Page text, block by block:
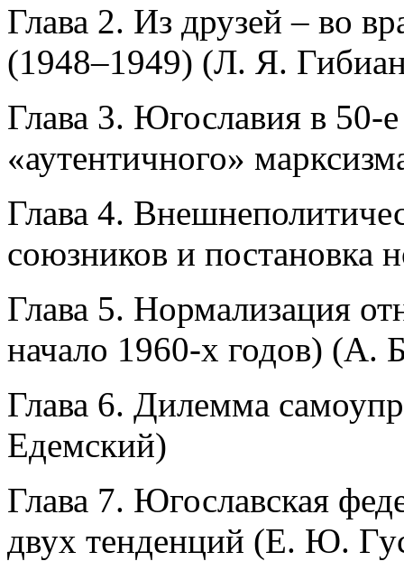
Глава 2. Из друзей – во
(1948–1949) (Л. Я.
Глава 3. Югославия в 50-
«аутентичного»
Глава 4.
союзников и постановка
Глава 5. Нормализация
начало 1960-х годов) (А.
Глава 6. Дилемма
Едемский)
Глава 7. Югославская
двух тенденций (Е. Ю.